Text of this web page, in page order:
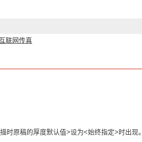
联网传真
时原稿的厚度默认值>设为<始终指定>时出现。